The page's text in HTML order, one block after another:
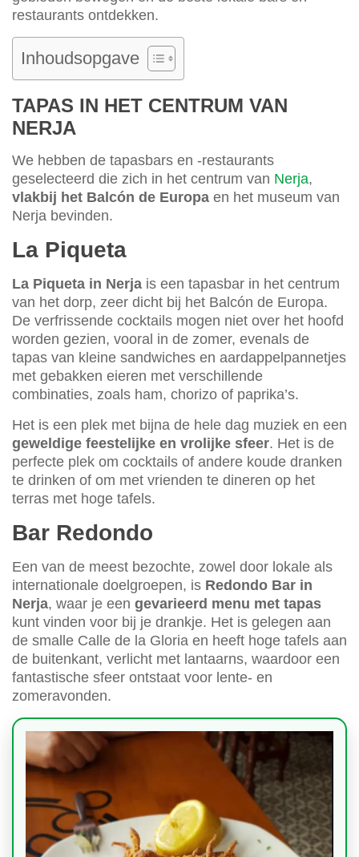
restaurants ontdekken.
Inhoudsopgave
TAPAS IN HET CENTRUM VAN
NERJA
We hebben de tapasbars en -restaurants
geselecteerd die zich in het centrum van Nerja,
vlakbij het Balcón de Europa en het museum van
Nerja bevinden.
La Piqueta
La Piqueta in Nerja is een tapasbar in het centrum
van het dorp, zeer dicht bij het Balcón de Europa.
De verfrissende cocktails mogen niet over het hoofd
worden gezien, vooral in de zomer, evenals de
tapas van kleine sandwiches en aardappelpannetjes
met gebakken eieren met verschillende
combinaties, zoals ham, chorizo of paprika’s.
Het is een plek met bijna de hele dag muziek en een
geweldige feestelijke en vrolijke sfeer. Het is de
perfecte plek om cocktails of andere koude dranken
te drinken of om met vrienden te dineren op het
terras met hoge tafels.
Bar Redondo
Een van de meest bezochte, zowel door lokale als
internationale doelgroepen, is Redondo Bar in
Nerja, waar je een gevarieerd menu met tapas
kunt vinden voor bij je drankje. Het is gelegen aan
de smalle Calle de la Gloria en heeft hoge tafels aan
de buitenkant, verlicht met lantaarns, waardoor een
fantastische sfeer ontstaat voor lente- en
zomeravonden.